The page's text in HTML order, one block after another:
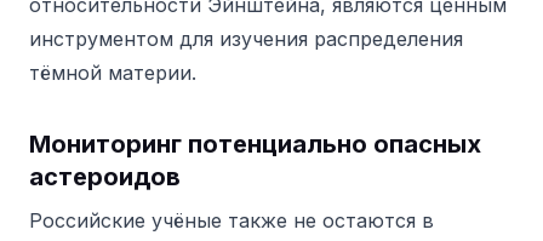
относительности Эйнштейна, являются ценным
инструментом для изучения распределения
тёмной материи.
Мониторинг потенциально опасных
астероидов
Российские учёные также не остаются в